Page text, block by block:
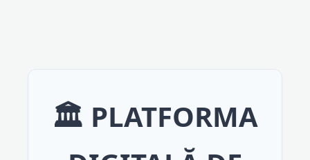
🏛️ PLATFORMA